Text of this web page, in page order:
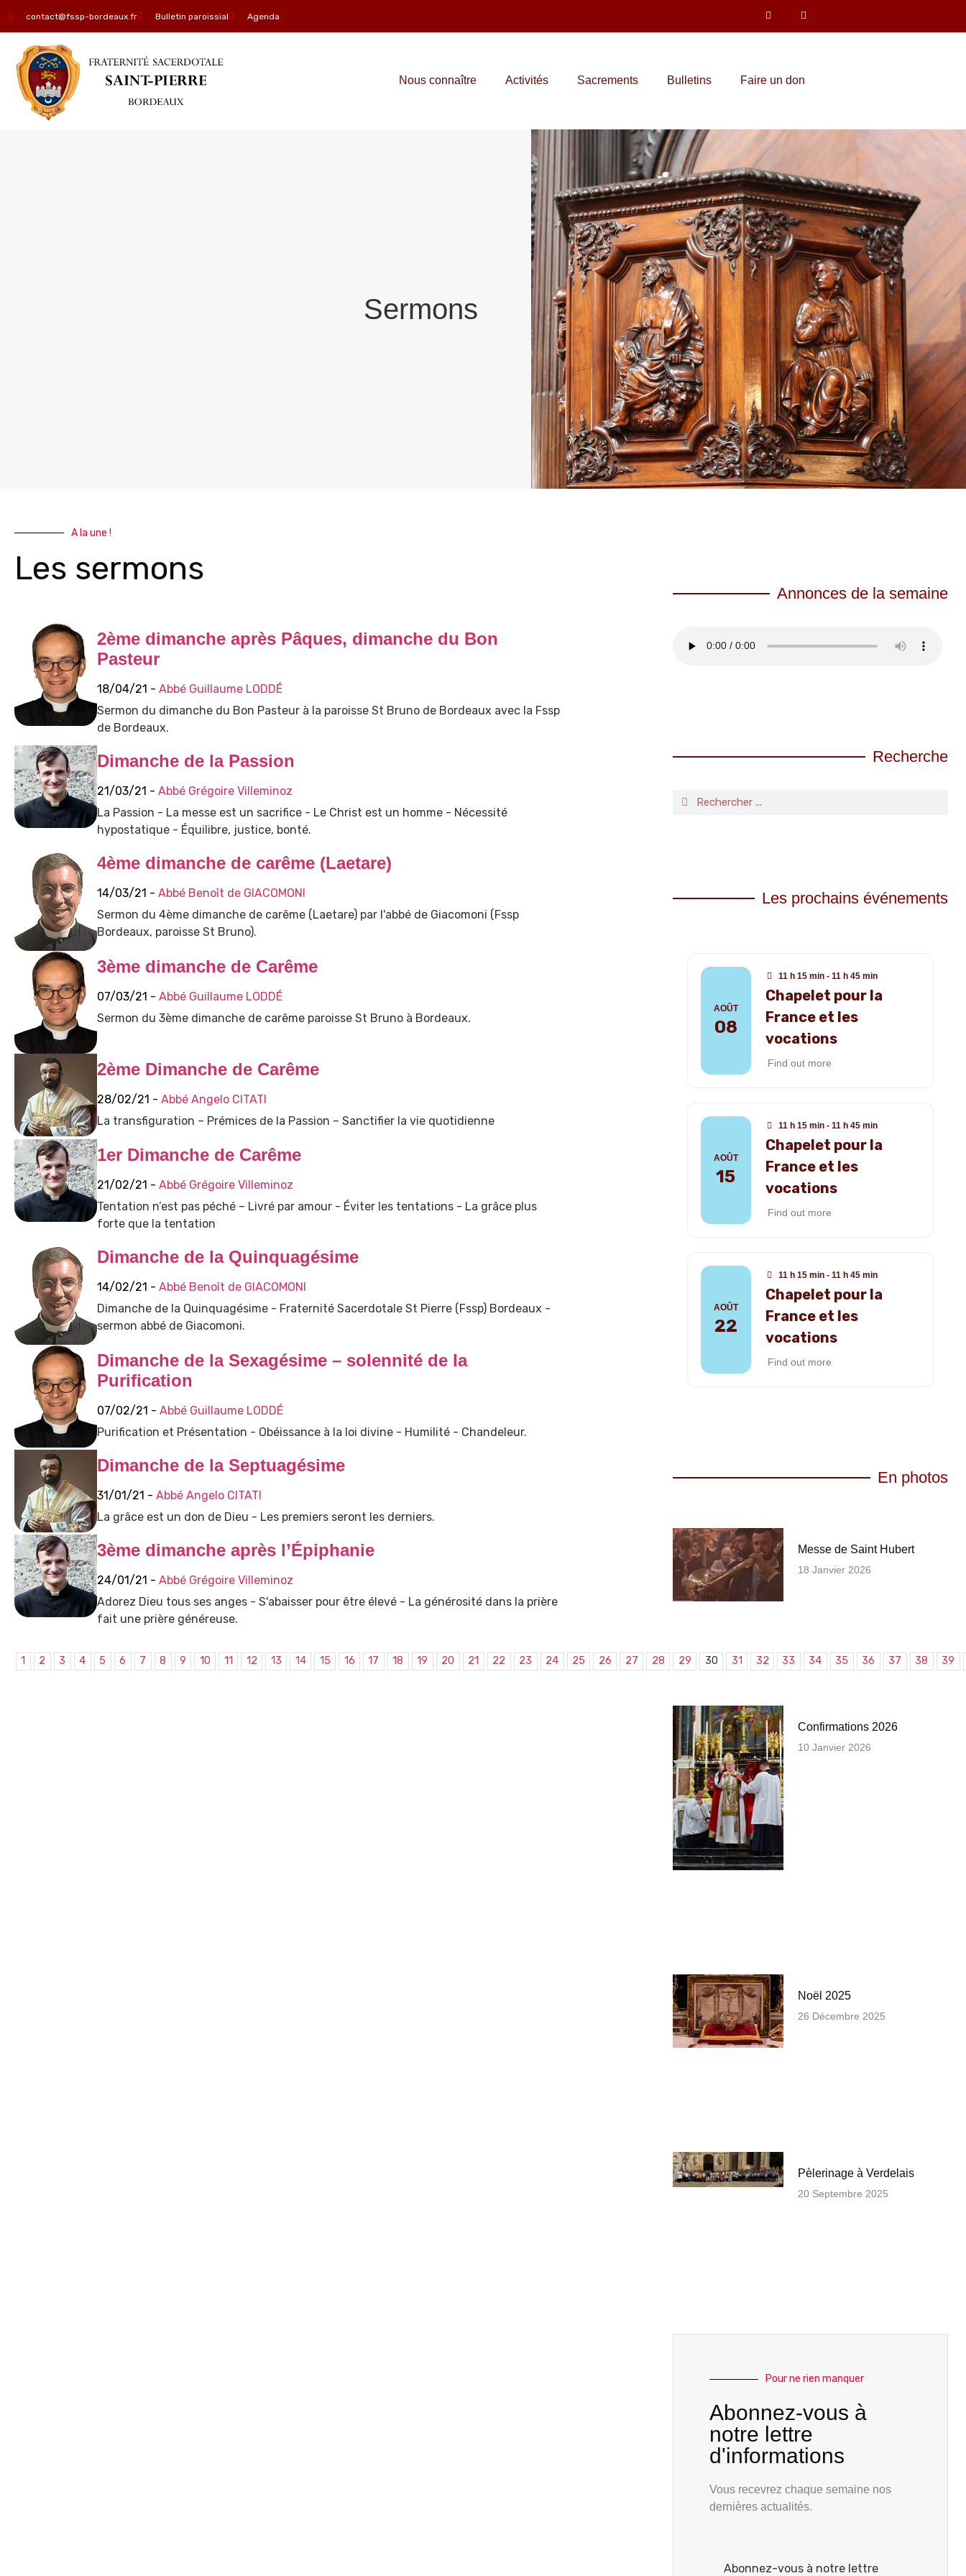
contact@fssp-bordeaux.fr Bulletin paroissial Agenda
Nous connaître Activités Sacrements Bulletins Faire un don
Sermons
A la une !
Les sermons
2ème dimanche après Pâques, dimanche du Bon
Pasteur
18/04/21 - Abbé Guillaume LODDÉ
Sermon du dimanche du Bon Pasteur à la paroisse St Bruno de Bordeaux avec la Fssp
de Bordeaux.
Dimanche de la Passion
21/03/21 - Abbé Grégoire Villeminoz
La Passion - La messe est un sacrifice - Le Christ est un homme - Nécessité
hypostatique - Équilibre, justice, bonté.
4ème dimanche de carême (Laetare)
14/03/21 - Abbé Benoît de GIACOMONI
Sermon du 4ème dimanche de carême (Laetare) par l'abbé de Giacomoni (Fssp
Bordeaux, paroisse St Bruno).
3ème dimanche de Carême
07/03/21 - Abbé Guillaume LODDÉ
Sermon du 3ème dimanche de carême paroisse St Bruno à Bordeaux.
2ème Dimanche de Carême
28/02/21 - Abbé Angelo CITATI
La transfiguration – Prémices de la Passion – Sanctifier la vie quotidienne
1er Dimanche de Carême
21/02/21 - Abbé Grégoire Villeminoz
Tentation n’est pas péché – Livré par amour - Éviter les tentations - La grâce plus
forte que la tentation
Dimanche de la Quinquagésime
14/02/21 - Abbé Benoît de GIACOMONI
Dimanche de la Quinquagésime - Fraternité Sacerdotale St Pierre (Fssp) Bordeaux -
sermon abbé de Giacomoni.
Dimanche de la Sexagésime – solennité de la
Purification
07/02/21 - Abbé Guillaume LODDÉ
Purification et Présentation - Obéissance à la loi divine - Humilité - Chandeleur.
Dimanche de la Septuagésime
31/01/21 - Abbé Angelo CITATI
La grâce est un don de Dieu - Les premiers seront les derniers.
3ème dimanche après l’Épiphanie
24/01/21 - Abbé Grégoire Villeminoz
Adorez Dieu tous ses anges - S'abaisser pour être élevé - La générosité dans la prière
fait une prière généreuse.
1 2 3 4 5 6 7 8 9 10 11 12 13 14 15 16 17 18 19 20 21 22 23 24 25 26 27 28 29 30 31 32 33 34 35 36 37 38 39
Annonces de la semaine
Recherche
Les prochains événements
AOÛT
08
11 h 15 min - 11 h 45 min
Chapelet pour la
France et les
vocations
Find out more
AOÛT
15
11 h 15 min - 11 h 45 min
Chapelet pour la
France et les
vocations
Find out more
AOÛT
22
11 h 15 min - 11 h 45 min
Chapelet pour la
France et les
vocations
Find out more
En photos
Messe de Saint Hubert
18 Janvier 2026
Confirmations 2026
10 Janvier 2026
Noël 2025
26 Décembre 2025
Pèlerinage à Verdelais
20 Septembre 2025
Pour ne rien manquer
Abonnez-vous à
notre lettre
d'informations
Vous recevrez chaque semaine nos
dernières actualités.
Abonnez-vous à notre lettre